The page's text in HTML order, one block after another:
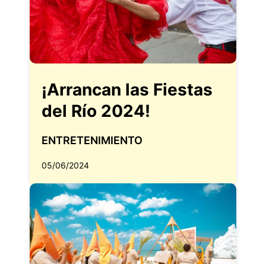
¡Arrancan las Fiestas
del Río 2024!
ENTRETENIMIENTO
05/06/2024